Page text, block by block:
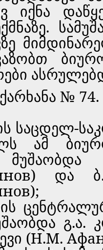
იქნა
ქარხანა №
საცდელ-
ამ
მუშაობდა
და
გ.ა.
(Н.М.